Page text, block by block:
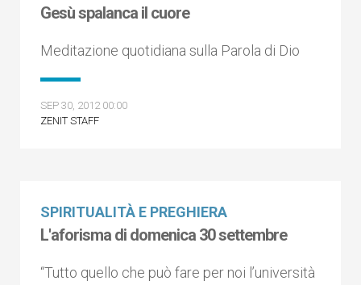
Gesù spalanca il cuore
Meditazione quotidiana sulla Parola di Dio
SEP 30, 2012 00:00
ZENIT STAFF
SPIRITUALITÀ E PREGHIERA
L'aforisma di domenica 30 settembre
“Tutto quello che può fare per noi l’università